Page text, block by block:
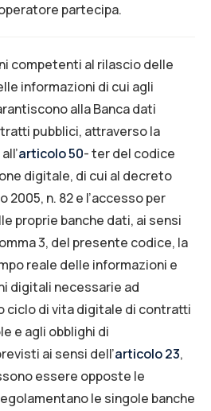
partecipa.
competenti al rilascio delle
informazioni di cui agli
alla Banca dati
pubblici, attraverso la
articolo 50- ter del codice
digitale, di cui al decreto
2005, n. 82 e l’accesso per
proprie banche dati, ai sensi
3, del presente codice, la
reale delle informazioni e
digitali necessarie ad
ciclo di vita digitale di contratti
e agli obblighi di
ai sensi dell’articolo 23,
essere opposte le
le singole banche